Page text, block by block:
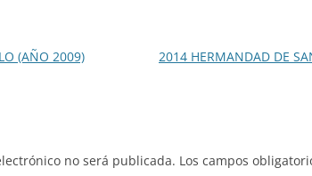
(AÑO 2009) 2014 HERMANDAD DE
no será publicada. Los campos